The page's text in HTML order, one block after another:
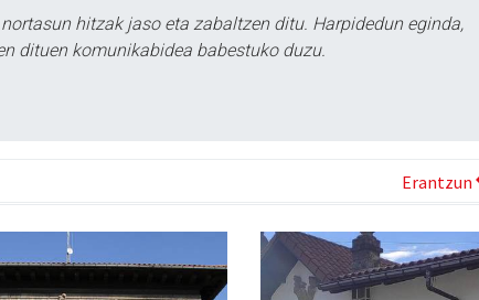
hitzak jaso eta zabaltzen ditu. Harpidedun eginda,
dituen komunikabidea babestuko duzu.
Erantzun